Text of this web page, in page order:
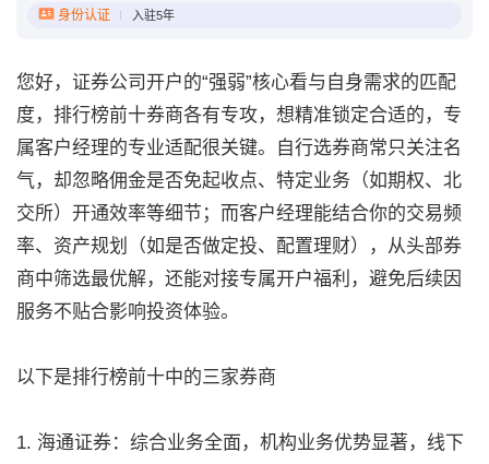
身份认证 入驻5年
您好，证券公司开户的“强弱”核心看与自身需求的匹配
度，排行榜前十券商各有专攻，想精准锁定合适的，专
属客户经理的专业适配很关键。自行选券商常只关注名
气，却忽略佣金是否免起收点、特定业务（如期权、北
交所）开通效率等细节；而客户经理能结合你的交易频
率、资产规划（如是否做定投、配置理财），从头部券
商中筛选最优解，还能对接专属开户福利，避免后续因
服务不贴合影响投资体验。
以下是排行榜前十中的三家券商
1. 海通证券：综合业务全面，机构业务优势显著，线下